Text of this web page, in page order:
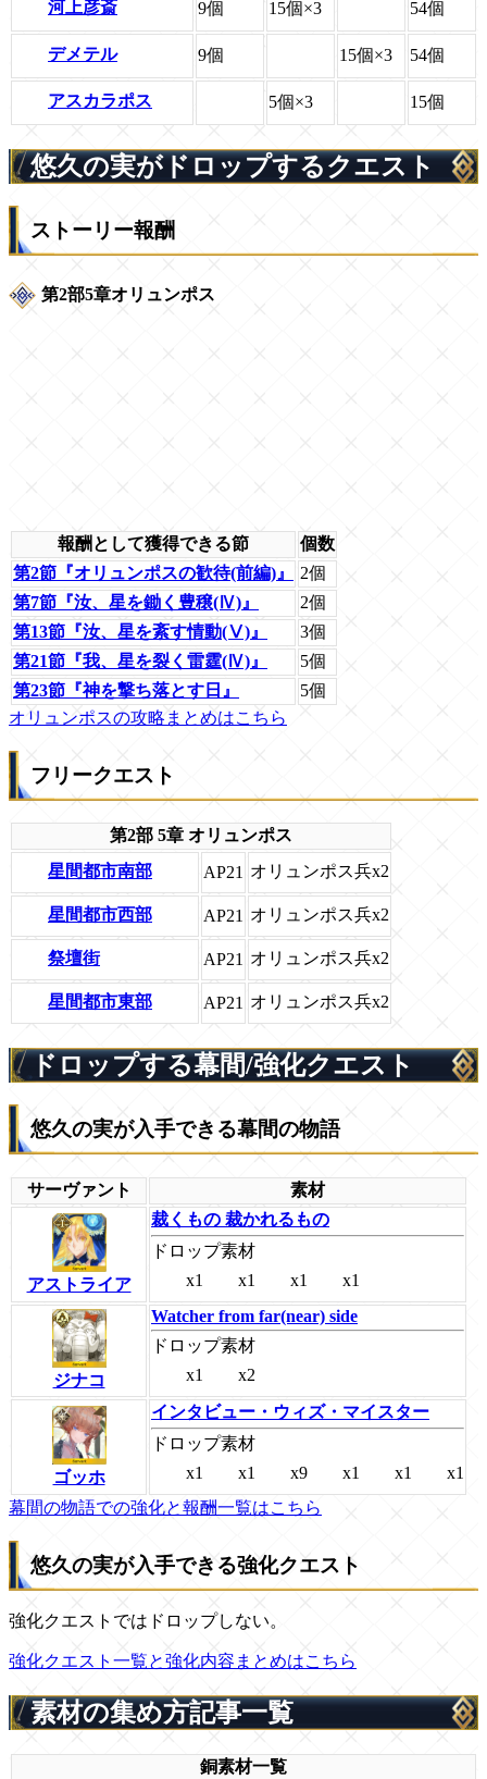
河上彦斎 9個 15個×3 54個
デメテル 9個 15個×3 54個
アスカラポス 5個×3 15個
悠久の実がドロップするクエスト
ストーリー報酬
第2部5章オリュンポス
報酬として獲得できる節
個数
第2節『オリュンポスの歓待(前編)』
2個
第7節『汝、星を鋤く豊穣(Ⅳ)』
2個
第13節『汝、星を紊す情動(Ⅴ)』
3個
第21節『我、星を裂く雷霆(Ⅳ)』
5個
第23節『神を撃ち落とす日』
5個
オリュンポスの攻略まとめはこちら
フリークエスト
第2部 5章 オリュンポス
星間都市南部
AP21 オリュンポス兵x2
星間都市西部 AP21 オリュンポス兵x2
祭壇街 AP21 オリュンポス兵x2
星間都市東部 AP21 オリュンポス兵x2
ドロップする幕間/強化クエスト
悠久の実が入手できる幕間の物語
サーヴァント 素材
アストライア
裁くもの 裁かれるもの
ドロップ素材
x1
x1 x1 x1
ジナコ
Watcher from far(near) side
ドロップ素材
x1
x2
ゴッホ
インタビュー・ウィズ・マイスター
ドロップ素材
x1
x1 x9 x1 x1
x1
幕間の物語での強化と報酬一覧はこちら
悠久の実が入手できる強化クエスト
強化クエストではドロップしない。
強化クエスト一覧と強化内容まとめはこちら
素材の集め方記事一覧
銅素材一覧